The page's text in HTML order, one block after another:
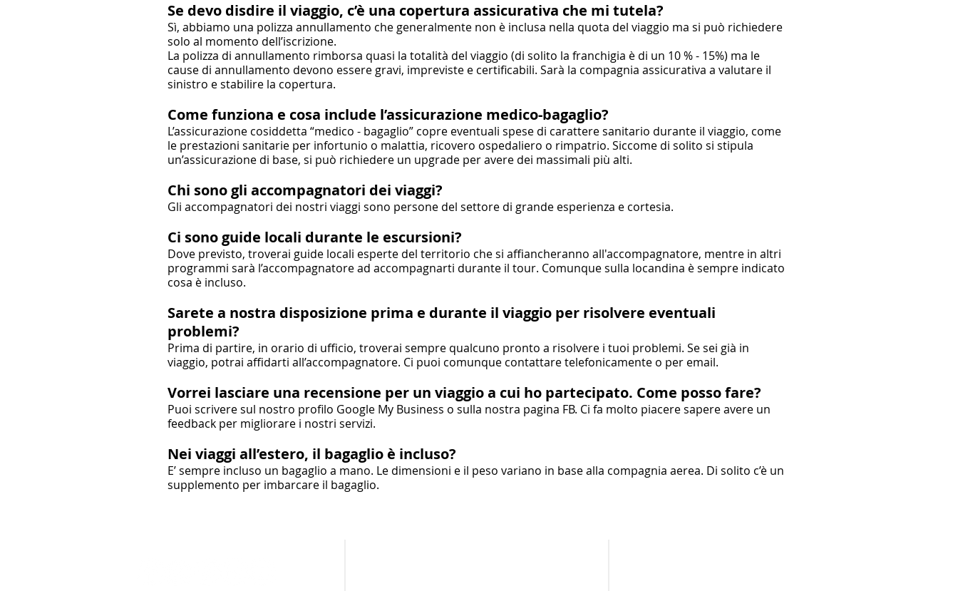
Se devo disdire il viaggio, c’è una copertura assicurativa che mi tutela?
Sì, abbiamo una polizza annullamento che generalmente non è inclusa nella quota del viaggio ma si può richiedere
solo al momento dell’iscrizione.
La polizza di annullamento rimborsa quasi la totalità del viaggio (di solito la franchigia è di un 10 % - 15%) ma le
cause di annullamento devono essere gravi, impreviste e certificabili. Sarà la compagnia assicurativa a valutare il
sinistro e stabilire la copertura.
Come funziona e cosa include l’assicurazione medico-bagaglio?
L’assicurazione cosiddetta “medico - bagaglio” copre eventuali spese di carattere sanitario durante il viaggio, come
le prestazioni sanitarie per infortunio o malattia, ricovero ospedaliero o rimpatrio. Siccome di solito si stipula
un’assicurazione di base, si può richiedere un upgrade per avere dei massimali più alti.
Chi sono gli accompagnatori dei viaggi?
Gli accompagnatori dei nostri viaggi sono persone del settore di grande esperienza e cortesia.
Ci sono guide locali durante le escursioni?
Dove previsto, troverai guide locali esperte del territorio che si affiancheranno all'accompagnatore, mentre in altri
programmi sarà l’accompagnatore ad accompagnarti durante il tour. Comunque sulla locandina è sempre indicato
cosa è incluso.
Sarete a nostra disposizione prima e durante il viaggio per risolvere eventuali
problemi?
Prima di partire, in orario di ufficio, troverai sempre qualcuno pronto a risolvere i tuoi problemi. Se sei già in
viaggio, potrai affidarti all’accompagnatore. Ci puoi comunque contattare telefonicamente o per email.
Vorrei lasciare una recensione per un viaggio a cui ho partecipato. Come posso fare?
Puoi scrivere sul nostro profilo Google My Business o sulla nostra pagina FB. Ci fa molto piacere sapere avere un
feedback per migliorare i nostri servizi.
Nei viaggi all’estero, il bagaglio è incluso?
E’ sempre incluso un bagaglio a mano. Le dimensioni e il peso variano in base alla compagnia aerea. Di solito c’è un
supplemento per imbarcare il bagaglio.